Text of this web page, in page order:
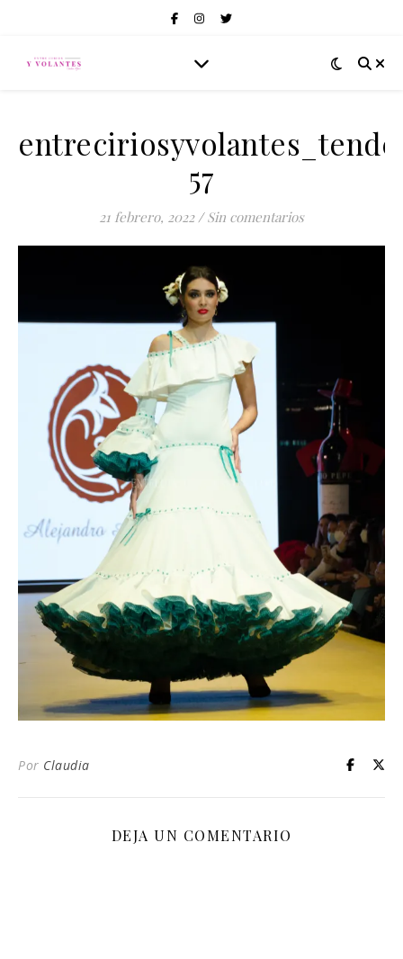
57
21 febrero, 2022 / Sin comentarios
Por Claudia
DEJA UN COMENTARIO